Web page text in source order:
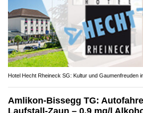
Hotel Hecht Rheineck SG: Kultur und Gaumenfreuden
Amlikon-Bissegg TG: